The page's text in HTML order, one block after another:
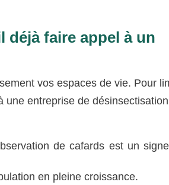
faire appel à un
vos espaces de vie. Pour
entreprise de
de cafards est un
en pleine croissance.